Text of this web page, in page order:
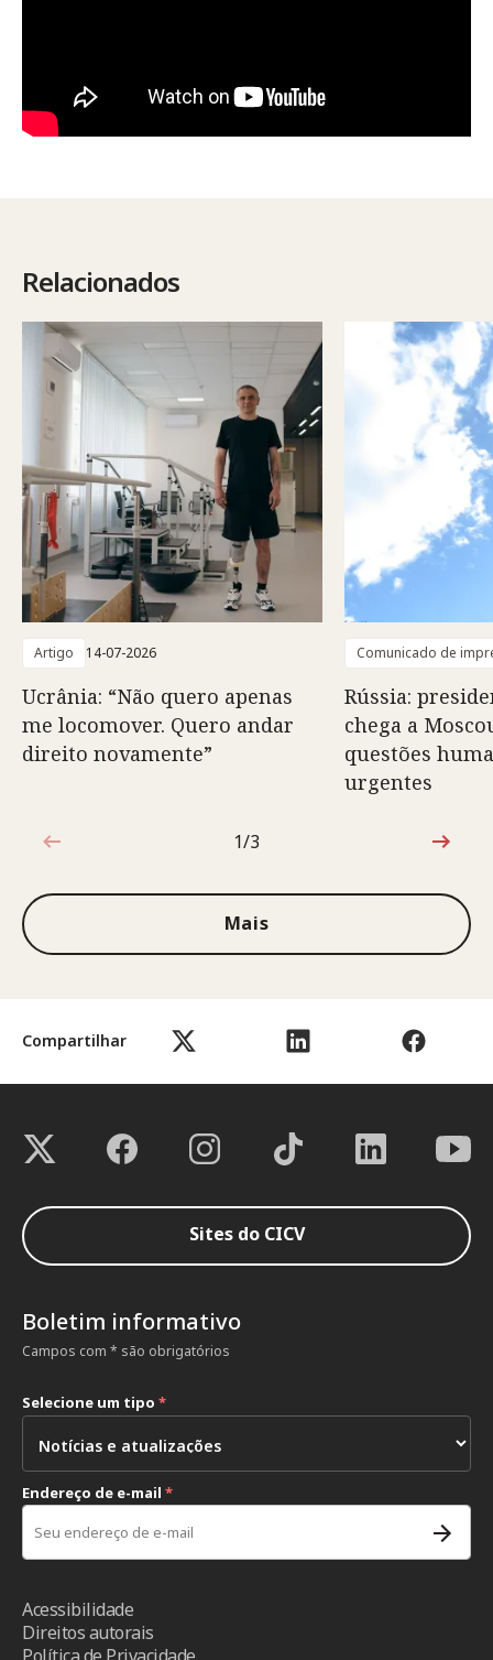
Compartilhar
Relacionados
Artigo 14-07-2026
Ucrânia: “Não quero apenas
me locomover. Quero andar
direito novamente”
Comunicado de
Rússia:
chega a
questões
urgentes
1 de 3
1/3
Mais
Sites do CICV
Boletim informativo
Campos com * são obrigatórios
Selecione um tipo *
Endereço de e-mail *
Acessibilidade
Direitos autorais
Política de Privacidade